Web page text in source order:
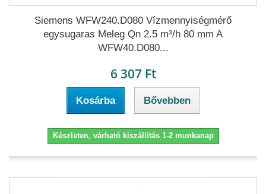
Siemens WFW240.D080 Vízmennyiségmérő
egysugaras Meleg Qn 2.5 m³/h 80 mm A
WFW40.D080...
6 307 Ft
Kosárba Bővebben
Készleten, várható kiszállítás 1-2 munkanap